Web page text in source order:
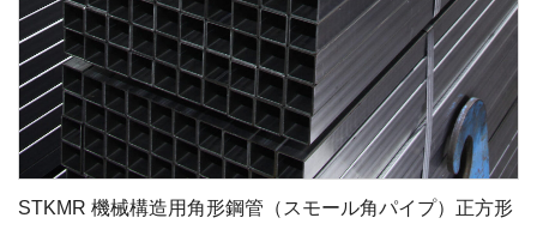
STKMR 機械構造用角形鋼管（スモール角パイプ）正方形